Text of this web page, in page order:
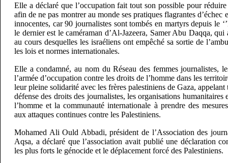
Elle a déclaré que l’occupation fait tout son possible pour
afin de ne pas montrer au monde ses pratiques flagrantes d’échec
innocentes, car 90 journalistes sont tombés en martyrs depuis le
le dernier est le caméraman d’Al-Jazeera, Samer Abu Daqqa, qui
au cours desquelles les israéliens ont empêché sa sortie de
les lois et normes internationales.
Elle a condamné, au nom du Réseau des femmes journalistes,
l’armée d’occupation contre les droits de l’homme dans les
leur pleine solidarité avec les frères palestiniens de Gaza, appelant
défense des droits des journalistes, les organisations humanitaires
l’homme et la communauté internationale à prendre des
aux attaques continues contre les Palestiniens.
Mohamed Ali Ould Abbadi, président de l’Association des
Aqsa, a déclaré que l’association avait publié une déclaration
les plus forts le génocide et le déplacement forcé des Palestiniens.